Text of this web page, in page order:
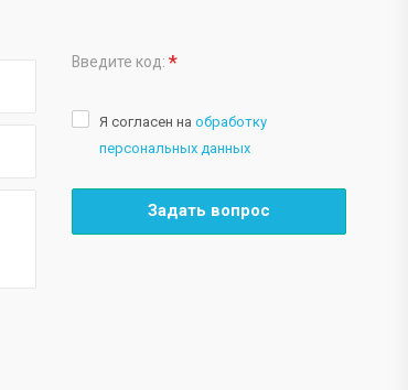
Введите код: *
Я согласен наобработку
персональных данных
Задать вопрос